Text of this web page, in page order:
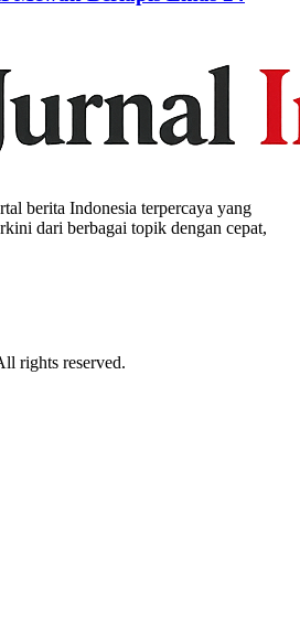
berita Indonesia terpercaya yang
dari berbagai topik dengan cepat,
rights reserved.